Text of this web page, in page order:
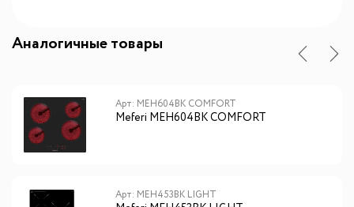
Аналогичные товары
Арт: MEH604BK COMFORT
Meferi MEH604BK COMFORT
Арт: MEH453BK LIGHT